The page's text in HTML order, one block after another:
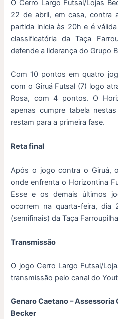
O Cerro Largo Futsal/Lojas
22 de abril, em casa, contra
partida inicia às 20h e é
classificatória da Taça
defende a liderança do Grupo
Com 10 pontos em quatro
com o Giruá Futsal (7) logo
Rosa, com 4 pontos. O
apenas cumpre tabela
restam para a primeira fase.
Reta final
Após o jogo contra o Giruá,
onde enfrenta o Horizontina
Esse e os demais últimos
ocorrem na quarta-feira, dia
(semifinais) da Taça
Transmissão
O jogo Cerro Largo Futsal/
transmissão pelo canal do
Genaro Caetano –
Becker